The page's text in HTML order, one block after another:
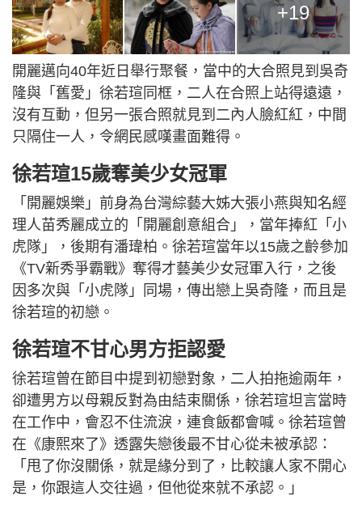
+19
開麗邁向40年近日舉行聚餐，當中的大合照見到吳奇
隆與「舊愛」徐若瑄同框，二人在合照上站得遠遠，
沒有互動，但另一張合照就見到二內人臉紅紅，中間
只隔住一人，令網民感嘆畫面難得。
徐若瑄15歲奪美少女冠軍
「開麗娛樂」前身為台灣綜藝大姊大張小燕與知名經
理人苗秀麗成立的「開麗創意組合」，當年捧紅「小
虎隊」，後期有潘瑋柏。徐若瑄當年以15歲之齡參加
《TV新秀爭霸戰》奪得才藝美少女冠軍入行，之後
因多次與「小虎隊」同場，傳出戀上吳奇隆，而且是
徐若瑄的初戀。
徐若瑄不甘心男方拒認愛
徐若瑄曾在節目中提到初戀對象，二人拍拖逾兩年，
卻遭男方以母親反對為由結束關係，徐若瑄坦言當時
在工作中，會忍不住流淚，連食飯都會喊。徐若瑄曾
在《康熙來了》透露失戀後最不甘心從未被承認：
「甩了你沒關係，就是緣分到了，比較讓人家不開心
是，你跟這人交往過，但他從來就不承認。」